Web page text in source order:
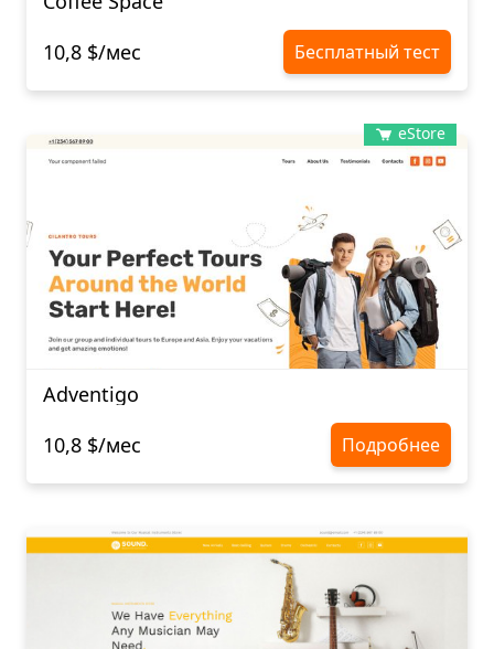
10,8 $/мес
Бесплатный тест
eStore
Adventigo
10,8 $/мес
Подробнее